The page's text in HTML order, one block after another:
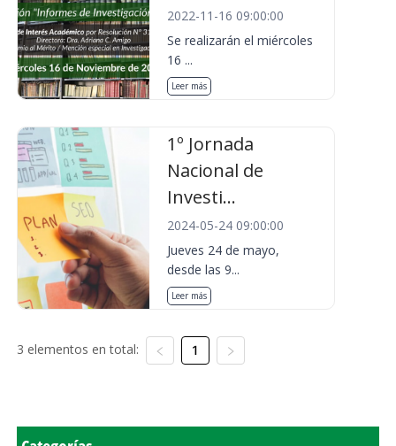
2022-11-16 09:00:00
Se realizarán el miércoles
16 ...
Leer más
1º Jornada
Nacional de
Investi...
2024-05-24 09:00:00
Jueves 24 de mayo,
desde las 9...
Leer más
3 elementos en total: 1